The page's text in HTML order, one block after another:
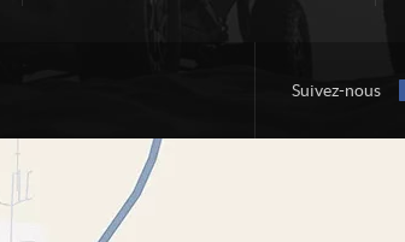
Suivez-nous